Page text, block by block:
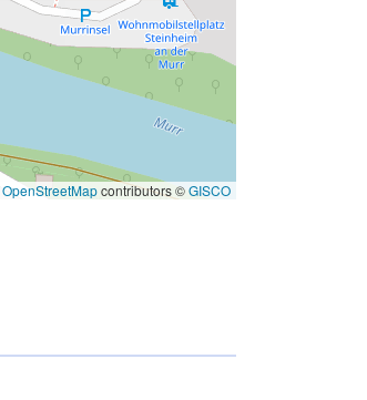
OpenStreetMapcontributors ©GISCO